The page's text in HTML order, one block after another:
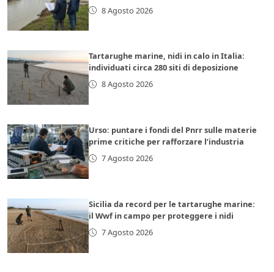
8 Agosto 2026
Tartarughe marine, nidi in calo in Italia:
individuati circa 280 siti di deposizione
8 Agosto 2026
Urso: puntare i fondi del Pnrr sulle materie
prime critiche per rafforzare l’industria
7 Agosto 2026
Sicilia da record per le tartarughe marine:
il Wwf in campo per proteggere i nidi
7 Agosto 2026